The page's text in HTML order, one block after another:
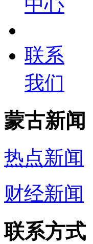
联系
我们
蒙古新闻
热点新闻
财经新闻
联系方式